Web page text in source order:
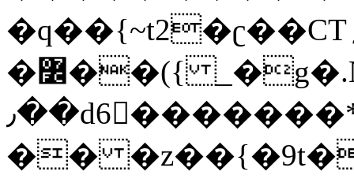
�q��{~t2�ʗ��CT؍���������{�~}ur����u�}o����(�:�j���=����{�۝Vo�An��J^��������M\M�'{{l�i
�߼��({ _�g�.Nfӻg����f7z91o^��̤^�>��2�`�:|#dk�{>�>>&�tsw�Nwo�?
٫��d6򆧇�������*��[|^]oo���NW~zz>�X&�u�=K?
��